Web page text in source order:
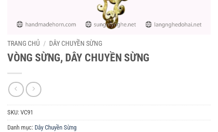
TRANG CHỦ / DÂY CHUYỀN SỪNG
VÒNG SỪNG, DÂY CHUYỀN SỪNG
SKU: VC91
Danh mục: Dây Chuyền Sừng